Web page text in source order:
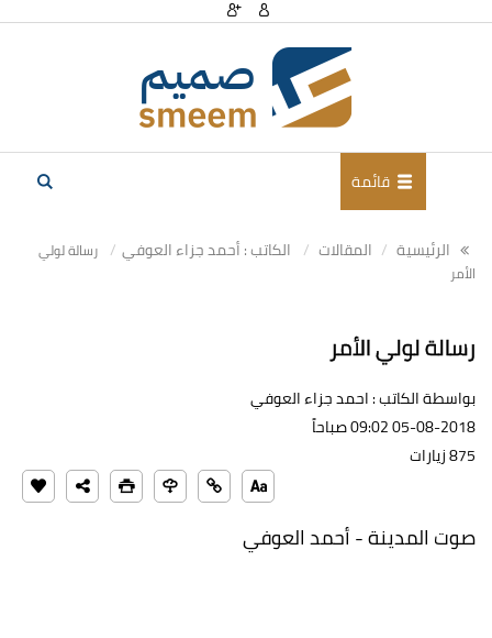
قائمة
الرئيسية المقالات الكاتب : أحمد جزاء العوفي
رسالة لولي
الأمر
رسالة لولي الأمر
بواسطة الكاتب : احمد جزاء العوفي
05-08-2018 09:02 صباحاً
875 زيارات
صوت المدينة - أحمد العوفي